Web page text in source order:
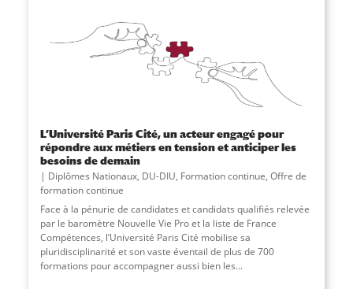
L’Université Paris Cité, un acteur engagé pour
répondre aux métiers en tension et anticiper les
besoins de demain
Diplômes Nationaux, DU-DIU, Formation continue, Offre de
formation continue
Face à la pénurie de candidates et candidats qualifiés relevée
par le baromètre Nouvelle Vie Pro et la liste de France
Compétences, l’Université Paris Cité mobilise sa
pluridisciplinarité et son vaste éventail de plus de 700
formations pour accompagner aussi bien les...